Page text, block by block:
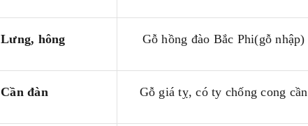
Lưng, hông Gỗ hồng đào Bắc Phi(gỗ nhập)
Cần đàn Gỗ giá tỵ, có ty chống cong cần